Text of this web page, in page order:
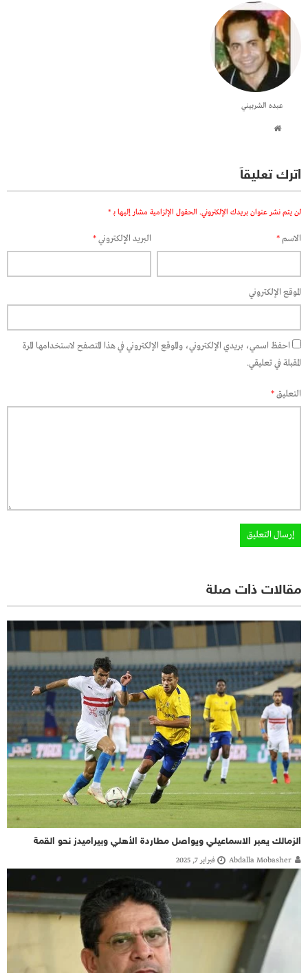
عبده الشربيني
اترك تعليقاً
لن يتم نشر عنوان بريدك الإلكتروني. الحقول الإلزامية مشار إليها بـ *
الاسم* البريد الإلكتروني*
الموقع الإلكتروني
احفظ اسمي، بريدي الإلكتروني، والموقع الإلكتروني في هذا المتصفح لاستخدامها المرة
المقبلة في تعليقي.
التعليق*
مقالات ذات صلة
الزمالك يعبر الاسماعيلي ويواصل مطاردة الأهلي وبيراميدز نحو القمة
Abdalla Mobasher فبراير 7, 2025